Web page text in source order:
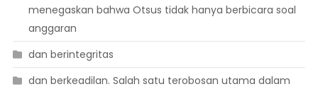
menegaskan bahwa Otsus tidak hanya berbicara soal
anggaran
dan berintegritas
dan berkeadilan. Salah satu terobosan utama dalam